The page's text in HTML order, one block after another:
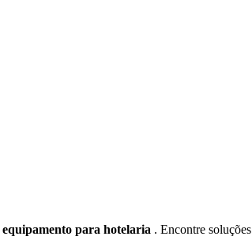
equipamento para hotelaria . Encontre